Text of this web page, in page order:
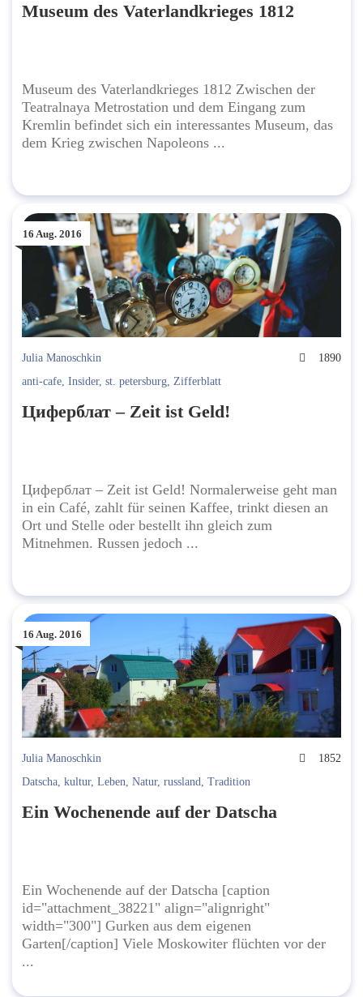
Museum des Vaterlandkrieges 1812
Museum des Vaterlandkrieges 1812 Zwischen der
Teatralnaya Metrostation und dem Eingang zum
Kremlin befindet sich ein interessantes Museum, das
dem Krieg zwischen Napoleons ...
16 Aug. 2016
Julia Manoschkin
1890
anti-cafe, Insider, st. petersburg, Zifferblatt
Циферблат – Zeit ist Geld!
Циферблат – Zeit ist Geld! Normalerweise geht man
in ein Café, zahlt für seinen Kaffee, trinkt diesen an
Ort und Stelle oder bestellt ihn gleich zum
Mitnehmen. Russen jedoch ...
16 Aug. 2016
Julia Manoschkin
1852
Datscha, kultur, Leben, Natur, russland, Tradition
Ein Wochenende auf der Datscha
Ein Wochenende auf der Datscha [caption
id="attachment_38221" align="alignright"
width="300"] Gurken aus dem eigenen
Garten[/caption] Viele Moskowiter flüchten vor der
...